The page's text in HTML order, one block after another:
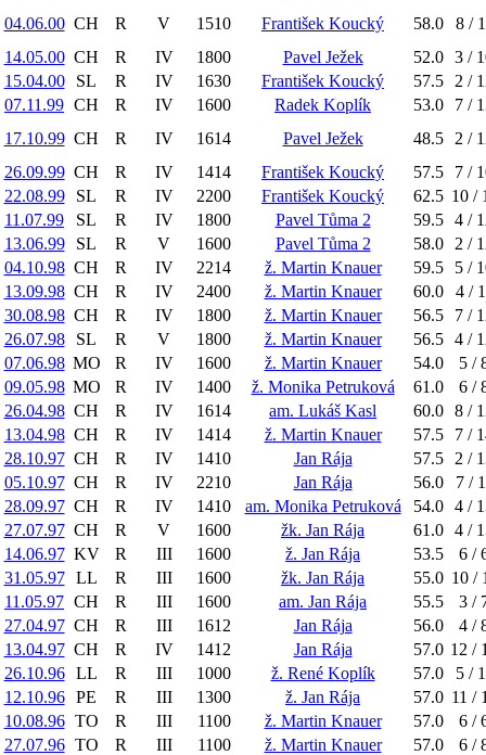
04.06.00 CH R V 1510 František Koucký 58.0
8 /
14.05.00 CH R IV 1800 Pavel Ježek 52.0
3 /
15.04.00
SL R IV 1630 František Koucký 57.5
2 /
07.11.99 CH R IV 1600 Radek Koplík 53.0
7 /
17.10.99 CH R IV 1614 Pavel Ježek 48.5
2 /
26.09.99 CH R IV 1414 František Koucký 57.5
7 /
22.08.99
SL R IV 2200 František Koucký 62.5 10 /
11.07.99
SL R IV 1800 Pavel Tůma 2 59.5
4 /
13.06.99
SL R V 1600 Pavel Tůma 2 58.0
2 /
04.10.98 CH R IV 2214 ž. Martin Knauer 59.5
5 /
13.09.98 CH R IV 2400 ž. Martin Knauer 60.0
4 /
30.08.98 CH R IV 1800 ž. Martin Knauer 56.5
7 /
26.07.98
SL R V 1800 ž. Martin Knauer 56.5
4 /
07.06.98 MO R IV 1600 ž. Martin Knauer 54.0
5 /
09.05.98 MO R IV 1400 ž. Monika Petruková 61.0
6 /
26.04.98 CH R IV 1614 am. Lukáš Kasl 60.0
8 /
13.04.98 CH R IV 1414 ž. Martin Knauer 57.5
7 /
28.10.97 CH R IV 1410 Jan Rája 57.5
2 /
05.10.97 CH R IV 2210 Jan Rája 56.0
7 /
28.09.97 CH R IV 1410 am. Monika Petruková 54.0
4 /
27.07.97 CH R V 1600 žk. Jan Rája 61.0
4 /
14.06.97 KV R III 1600 ž. Jan Rája 53.5
6 /
31.05.97
LL R III 1600 žk. Jan Rája 55.0 10 /
11.05.97 CH R III 1600 am. Jan Rája 55.5
3 /
27.04.97 CH R III 1612 Jan Rája 56.0
4 /
13.04.97 CH R IV 1412 Jan Rája 57.0 12 /
26.10.96
LL R III 1000 ž. René Koplík 57.0
5 /
12.10.96
PE R III 1300 ž. Jan Rája 57.0 11 /
10.08.96 TO R III 1100 ž. Martin Knauer 57.0
6 /
27.07.96 TO R III 1100 ž. Martin Knauer 57.0
6 /